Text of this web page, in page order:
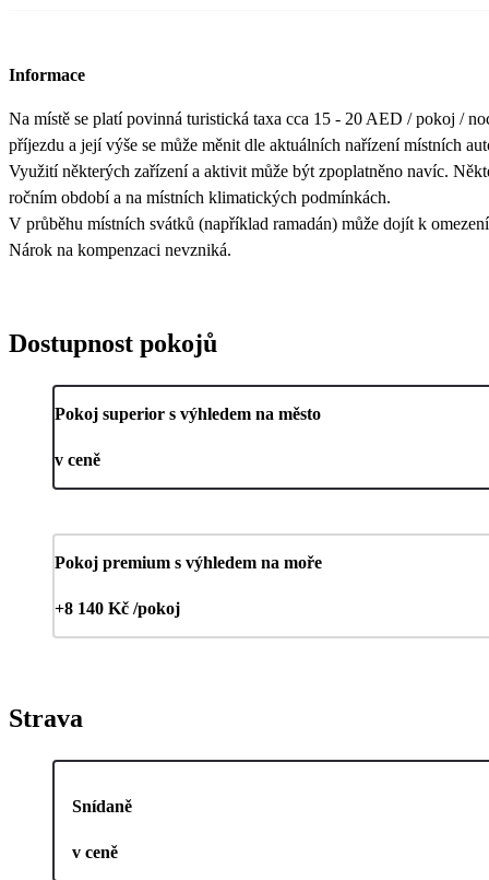
Informace
Na místě se platí povinná turistická taxa cca 15 - 20 AED / pokoj /
příjezdu a její výše se může měnit dle aktuálních nařízení místních
Využití některých zařízení a aktivit může být zpoplatněno navíc.
ročním období a na místních klimatických podmínkách.
V průběhu místních svátků (například ramadán) může dojít k
Nárok na kompenzaci nevzniká.
Dostupnost pokojů
Pokoj superior s výhledem na město
v ceně
Pokoj premium s výhledem na moře
+8 140 Kč /pokoj
Strava
Snídaně
v ceně